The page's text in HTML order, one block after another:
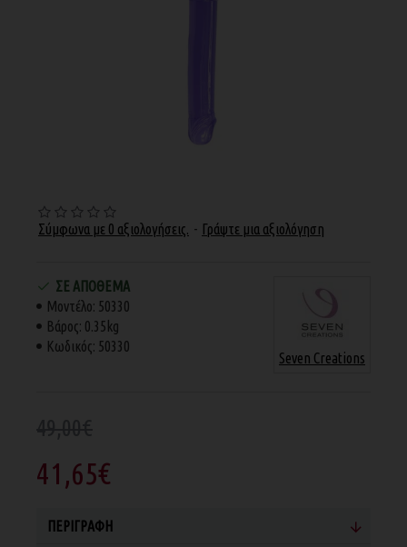
Σύμφωνα με 0 αξιολογήσεις. - Γράψτε μια αξιολόγηση
41,65€
ΣΕ ΑΠΌΘΕΜΑ
Μοντέλο: 50330
Βάρος: 0.35kg
Κωδικός: 50330
Seven Creations
ΠΕΡΙΓΡΑΦΉ